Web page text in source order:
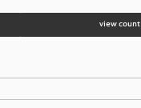
view count